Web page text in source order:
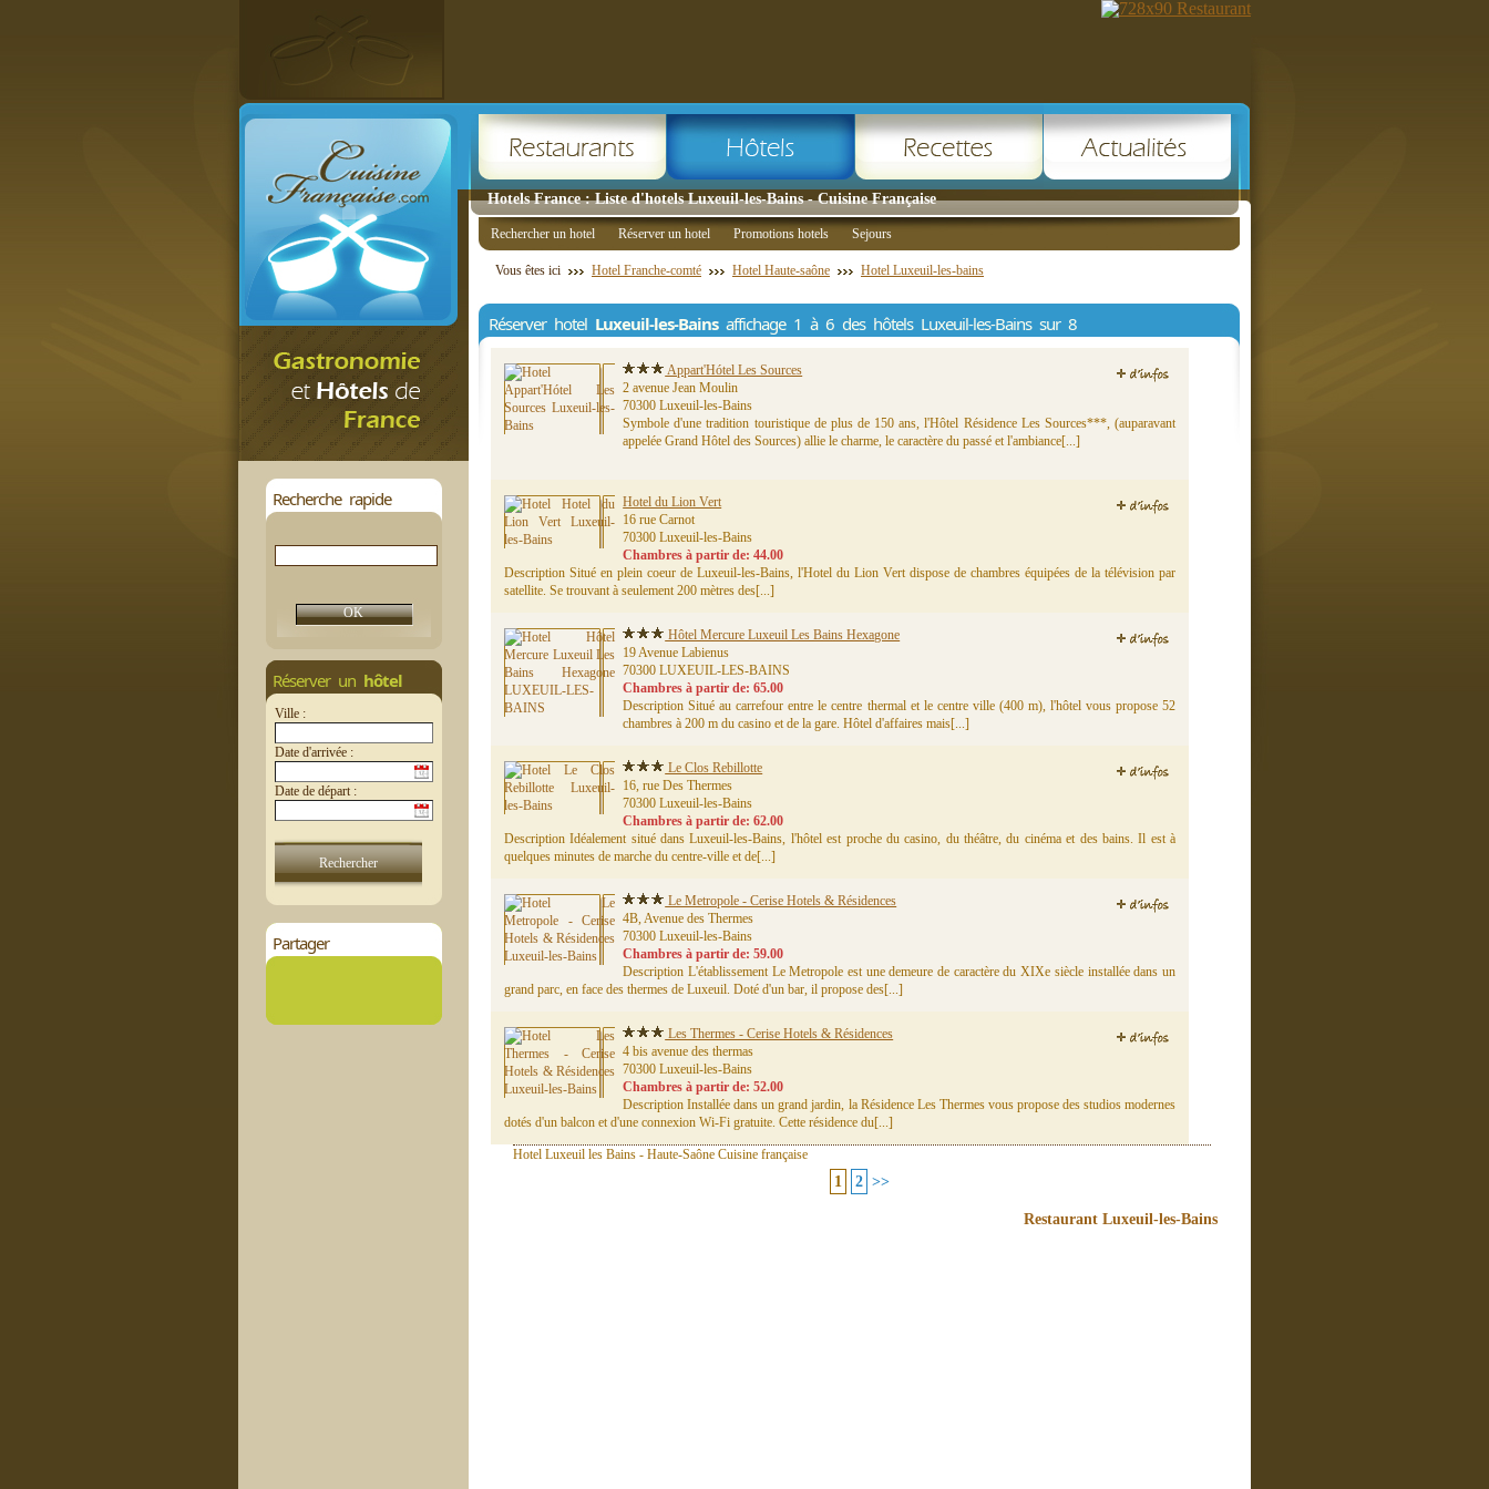
Hotels France : Liste d'hotels Luxeuil-les-Bains - Cuisine Française
Recherche rapide
Réserver un hôtel
Ville :
Date d'arrivée :
Date de départ :
Partager
Rechercher un hotel Réserver un hotel Promotions hotels Sejours
Vous êtes ici Hotel Franche-comté Hotel Haute-saône Hotel Luxeuil-les-bains
Réserver hotel Luxeuil-les-Bainsaffichage 1 à 6 des hôtels Luxeuil-les-Bains sur 8
Appart'Hótel Les Sources
2 avenue Jean Moulin
70300 Luxeuil-les-Bains
Symbole d'une tradition touristique de plus de 150 ans, l'Hôtel Résidence Les Sources***, (auparavant
appelée Grand Hôtel des Sources) allie le charme, le caractère du passé et l'ambiance[...]
Hotel du Lion Vert
16 rue Carnot
70300 Luxeuil-les-Bains
Chambres à partir de: 44.00
Description Situé en plein coeur de Luxeuil-les-Bains, l'Hotel du Lion Vert dispose de chambres équipées de la télévision par
satellite. Se trouvant à seulement 200 mètres des[...]
Hôtel Mercure Luxeuil Les Bains Hexagone
19 Avenue Labienus
70300 LUXEUIL-LES-BAINS
Chambres à partir de: 65.00
Description Situé au carrefour entre le centre thermal et le centre ville (400 m), l'hôtel vous propose 52
chambres à 200 m du casino et de la gare. Hôtel d'affaires mais[...]
Le Clos Rebillotte
16, rue Des Thermes
70300 Luxeuil-les-Bains
Chambres à partir de: 62.00
Description Idéalement situé dans Luxeuil-les-Bains, l'hôtel est proche du casino, du théâtre, du cinéma et des bains. Il est à
quelques minutes de marche du centre-ville et de[...]
Le Metropole - Cerise Hotels & Résidences
4B, Avenue des Thermes
70300 Luxeuil-les-Bains
Chambres à partir de: 59.00
Description L'établissement Le Metropole est une demeure de caractère du XIXe siècle installée dans un
grand parc, en face des thermes de Luxeuil. Doté d'un bar, il propose des[...]
Les Thermes - Cerise Hotels & Résidences
4 bis avenue des thermas
70300 Luxeuil-les-Bains
Chambres à partir de: 52.00
Description Installée dans un grand jardin, la Résidence Les Thermes vous propose des studios modernes
dotés d'un balcon et d'une connexion Wi-Fi gratuite. Cette résidence du[...]
Hotel Luxeuil les Bains - Haute-Saône Cuisine française
1 2 >>
Restaurant Luxeuil-les-Bains